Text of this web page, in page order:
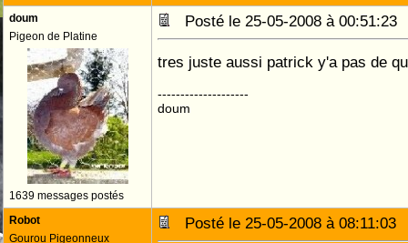
doum
Pigeon de Platine
1639 messages postés
Posté le 25-05-2008 à
tres juste aussi patrick y'a pas de
--------------------
doum
Robot
Gourou Pigeonneux
Posté le 25-05-2008 à